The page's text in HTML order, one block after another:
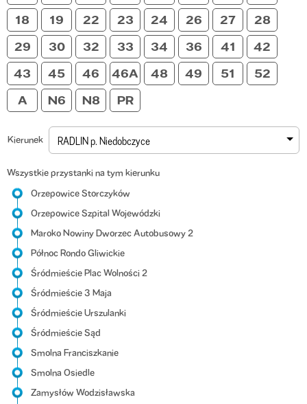
Kierunek RADLIN p. Niedobczyce
Wszystkie przystanki na tym kierunku
Orzepowice Storczyków
Orzepowice Szpital Wojewódzki
Maroko Nowiny Dworzec Autobusowy 2
Północ Rondo Gliwickie
Śródmieście Plac Wolności 2
Śródmieście 3 Maja
Śródmieście Urszulanki
Śródmieście Sąd
Smolna Franciszkanie
Smolna Osiedle
Zamysłów Wodzisławska